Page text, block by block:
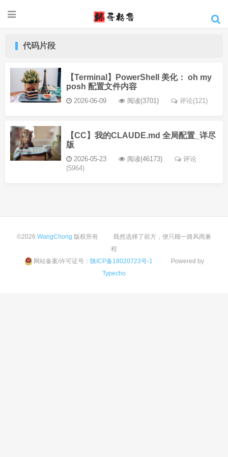
代码片段
【Terminal】PowerShell 美化： oh my
posh 配置文件内容
2026-06-09 阅读(3701) 评论(121)
【CC】我的CLAUDE.md 全局配置_详尽
版
2026-05-23 阅读(46173)
评论
(5964)
©2026 WangChong 版权所有 既然选择了前方，便只顾一路风雨兼
程
网站备案/许可证号： 陕ICP备18020723号-1 Powered by
Typecho